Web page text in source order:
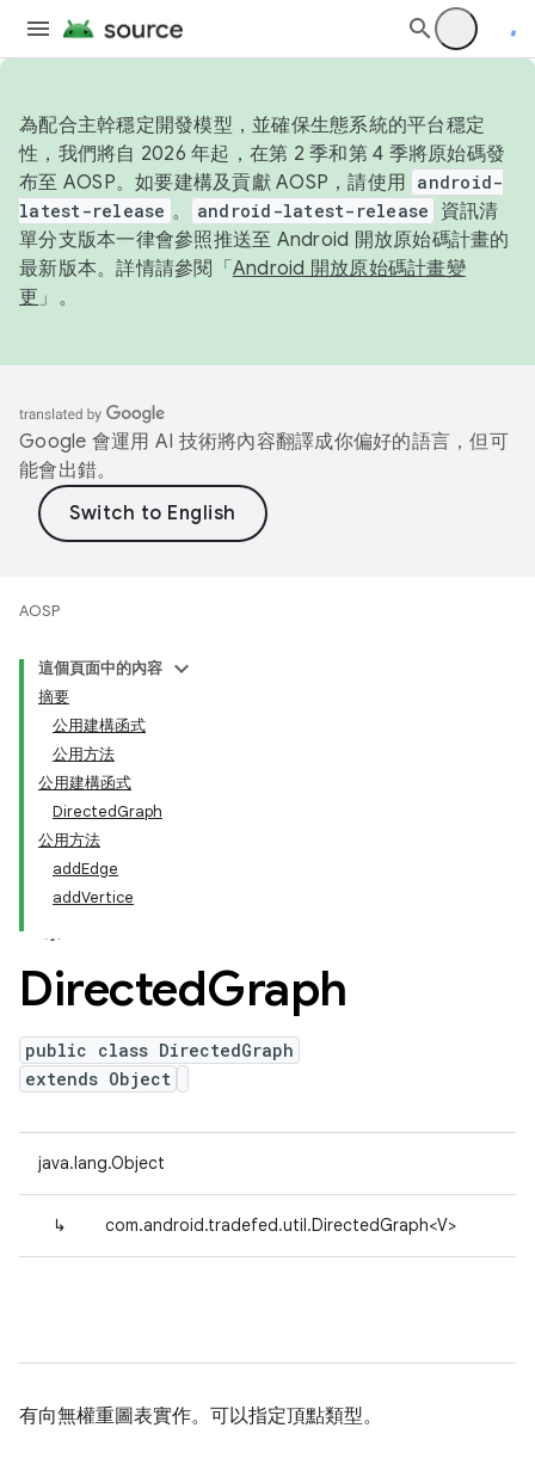
為配合主幹穩定開發模型，並確保生態系統的平台穩定
性，我們將自 2026 年起，在第 2 季和第 4 季將原始碼發
布至 AOSP。如要建構及貢獻 AOSP，請使用 android-
latest-release 。 android-latest-release
資訊清
單分支版本一律會參照推送至 Android 開放原始碼計畫的
最新版本。詳情請參閱「 Android 開放原始碼計畫變
更 」。
Google 會運用 AI 技術將內容翻譯成你偏好的語言，但可
能會出錯。
AOSP
這個頁面中的內容
摘要
公用建構函式
公用方法
公用建構函式
DirectedGraph
公用方法
addEdge
addVertice
DirectedGraph
public class DirectedGraph
extends Object
java.lang.Object
↳ com.android.tradefed.util.DirectedGraph<V>
有向無權重圖表實作。可以指定頂點類型。